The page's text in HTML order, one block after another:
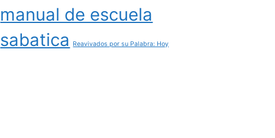
manual de escuela
sabatica
Reavivados por su Palabra: Hoy